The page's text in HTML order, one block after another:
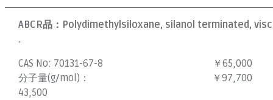
ABCR品： Polydimethylsiloxane, silanol terminated,
.
CAS No: 70131-67-8
分子量(g/mol)：
43,500
￥65,000
￥97,700